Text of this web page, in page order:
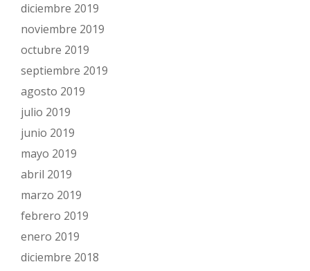
diciembre 2019
noviembre 2019
octubre 2019
septiembre 2019
agosto 2019
julio 2019
junio 2019
mayo 2019
abril 2019
marzo 2019
febrero 2019
enero 2019
diciembre 2018